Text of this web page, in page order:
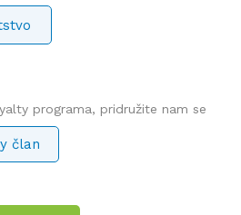
programa, pridružite nam se
član